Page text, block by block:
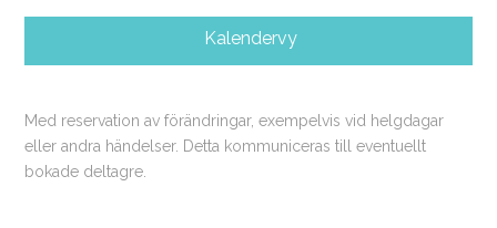
Kalendervy
Med reservation av förändringar, exempelvis vid helgdagar
eller andra händelser. Detta kommuniceras till eventuellt
bokade deltagre.